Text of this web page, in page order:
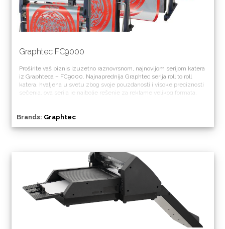
Graphtec FC9000
Proširite vaš biznis izuzetno raznovrsnom, najnovijom serijom katera
iz Graphteca – FC9000. Najnaprednija Graphtec serija roll to roll
katera, hvaljena u svetu zbog svoje pouzdanosti i visoke preciznosti
sečenja, ova serija je najbolje rešenje za reklame velikog formata,
Brands: Graphtec